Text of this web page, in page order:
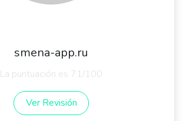
smena-app.ru
La puntuación es 71/100
Ver Revisión